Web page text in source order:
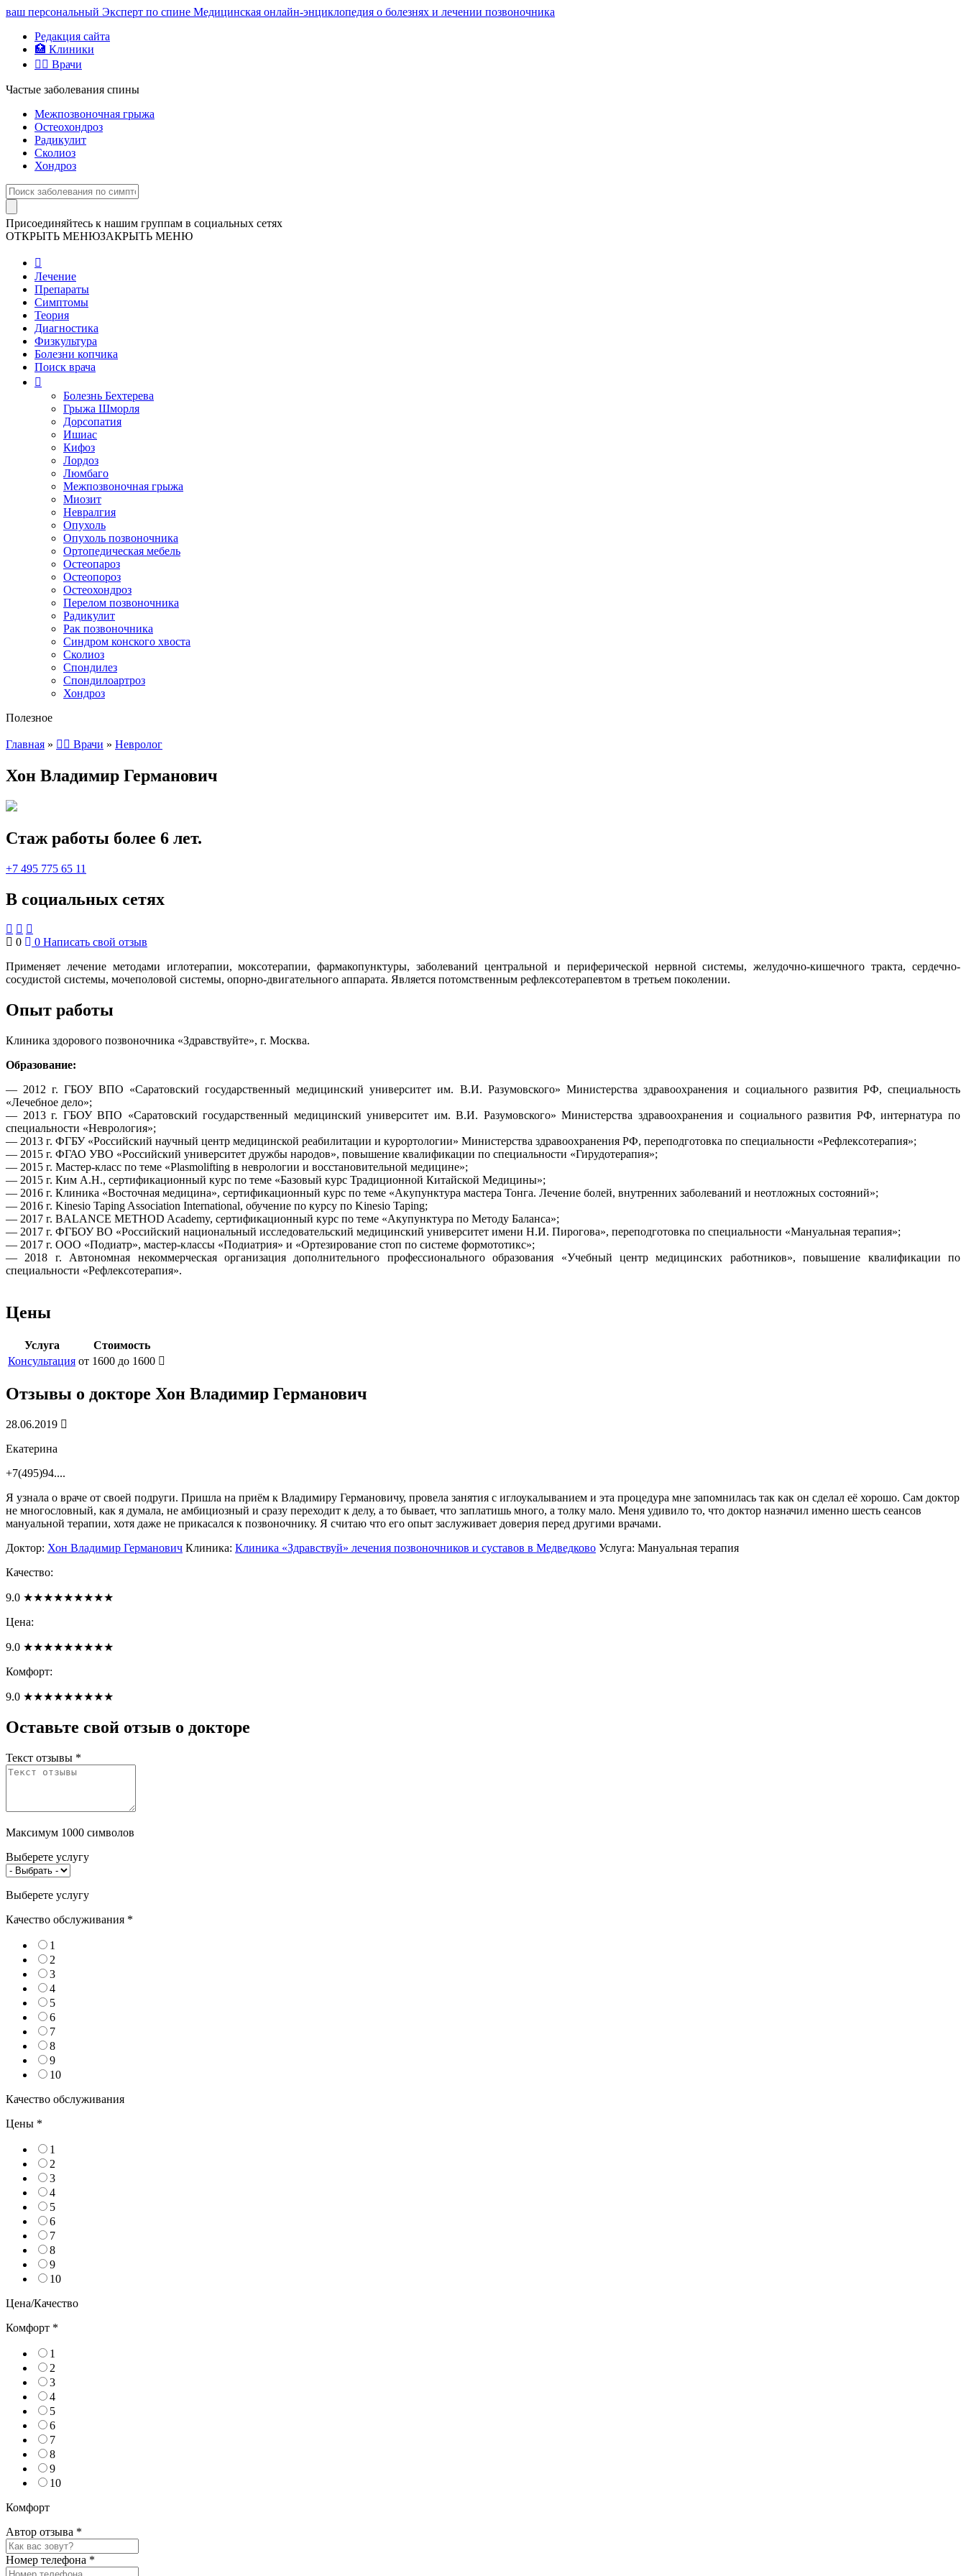
ваш персональный Эксперт по спине Медицинская онлайн-энциклопедия о болезнях и лечении позвоночника
Редакция сайта
🏥 Клиники
👨‍⚕️ Врачи
Частые заболевания спины
Межпозвоночная грыжа
Остеохондроз
Радикулит
Сколиоз
Хондроз
Присоединяйтесь к нашим группам в социальных сетях
ОТКРЫТЬ МЕНЮЗАКРЫТЬ МЕНЮ
Лечение
Препараты
Симптомы
Теория
Диагностика
Физкультура
Болезни копчика
Поиск врача
Болезнь Бехтерева
Грыжа Шморля
Дорсопатия
Ишиас
Кифоз
Лордоз
Люмбаго
Межпозвоночная грыжа
Миозит
Невралгия
Опухоль
Опухоль позвоночника
Ортопедическая мебель
Остеопароз
Остеопороз
Остеохондроз
Перелом позвоночника
Радикулит
Рак позвоночника
Синдром конского хвоста
Сколиоз
Спондилез
Спондилоартроз
Хондроз
Полезное
Главная » 👨‍⚕️ Врачи » Невролог
Хон Владимир Германович
Стаж работы более 6 лет.
+7 495 775 65 11
В социальных сетях
0 0 Написать свой отзыв
Применяет лечение методами иглотерапии, моксотерапии, фармакопунктуры, заболеваний центральной и периферической нервной системы, желудочно-кишечного тракта, сердечно-
сосудистой системы, мочеполовой системы, опорно-двигательного аппарата. Является потомственным рефлексотерапевтом в третьем поколении.
Опыт работы
Клиника здорового позвоночника «Здравствуйте», г. Москва.
Образование:
— 2012 г. ГБОУ ВПО «Саратовский государственный медицинский университет им. В.И. Разумовского» Министерства здравоохранения и социального развития РФ, специальность
«Лечебное дело»;
— 2013 г. ГБОУ ВПО «Саратовский государственный медицинский университет им. В.И. Разумовского» Министерства здравоохранения и социального развития РФ, интернатура по
специальности «Неврология»;
— 2013 г. ФГБУ «Российский научный центр медицинской реабилитации и курортологии» Министерства здравоохранения РФ, переподготовка по специальности «Рефлексотерапия»;
— 2015 г. ФГАО УВО «Российский университет дружбы народов», повышение квалификации по специальности «Гирудотерапия»;
— 2015 г. Мастер-класс по теме «Plasmolifting в неврологии и восстановительной медицине»;
— 2015 г. Ким А.Н., сертификационный курс по теме «Базовый курс Традиционной Китайской Медицины»;
— 2016 г. Клиника «Восточная медицина», сертификационный курс по теме «Акупунктура мастера Тонга. Лечение болей, внутренних заболеваний и неотложных состояний»;
— 2016 г. Kinesio Taping Association International, обучение по курсу по Kinesio Taping;
— 2017 г. BALANCE METHOD Academy, сертификационный курс по теме «Акупунктура по Методу Баланса»;
— 2017 г. ФГБОУ ВО «Российский национальный исследовательский медицинский университет имени Н.И. Пирогова», переподготовка по специальности «Мануальная терапия»;
— 2017 г. ООО «Подиатр», мастер-классы «Подиатрия» и «Ортезирование стоп по системе формототикс»;
— 2018 г. Автономная некоммерческая организация дополнительного профессионального образования «Учебный центр медицинских работников», повышение квалификации по
специальности «Рефлексотерапия».
Цены
Услуга
Стоимость
Консультация от 1600 до 1600
Отзывы о докторе Хон Владимир Германович
28.06.2019
Екатерина
+7(495)94....
Я узнала о враче от своей подруги. Пришла на приём к Владимиру Германовичу, провела занятия с иглоукалыванием и эта процедура мне запомнилась так как он сделал её хорошо. Сам доктор
не многословный, как я думала, не амбициозный и сразу переходит к делу, а то бывает, что заплатишь много, а толку мало. Меня удивило то, что доктор назначил именно шесть сеансов
мануальной терапии, хотя даже не прикасался к позвоночнику. Я считаю что его опыт заслуживает доверия перед другими врачами.
Доктор: Хон Владимир Германович Клиника: Клиника «Здравствуй» лечения позвоночников и суставов в Медведково Услуга: Мануальная терапия
Качество:
9.0 ★★★★★★★★★
Цена:
9.0 ★★★★★★★★★
Комфорт:
9.0 ★★★★★★★★★
Оставьте свой отзыв о докторе
Текст отзывы *
Максимум 1000 символов
Выберете услугу
Выберете услугу
Качество обслуживания *
1
2
3
4
5
6
7
8
9
10
Качество обслуживания
Цены *
1
2
3
4
5
6
7
8
9
10
Цена/Качество
Комфорт *
1
2
3
4
5
6
7
8
9
10
Комфорт
Автор отзыва *
Номер телефона *